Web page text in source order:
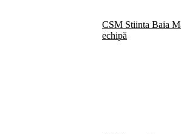
CSM Stiinta Baia
echipă